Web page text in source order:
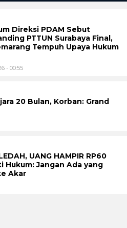
Direksi PDAM Sebut
PTTUN Surabaya Final,
Tempuh Upaya Hukum
- 00:55
20 Bulan, Korban: Grand
UANG HAMPIR RP60
Hukum: Jangan Ada yang
Akar